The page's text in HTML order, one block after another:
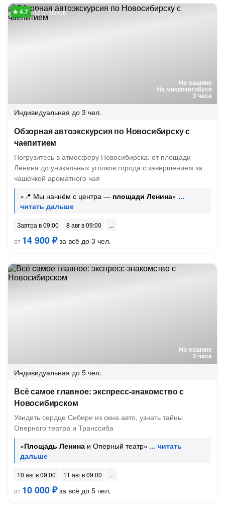
На машине
На микроавтобусе
3 часа
12 отзывов
Индивидуальная до 3 чел.
Обзорная автоэкскурсия по Новосибирску с
чаепитием
Погрузитесь в атмосферу Новосибирска: от площади
Ленина до уникальных уголков города с завершением за
чашечкой ароматного чая
«📍 Мы начнём с центра — площади Ленина»
Завтра в 09:00
8 авг в 09:00
от 14 900 ₽за всё до 3 чел.
На машине
2 часа
Индивидуальная до 5 чел.
Всё самое главное: экспресс-знакомство с
Новосибирском
Увидеть сердце Сибири из окна авто, узнать тайны
Оперного театра и Транссиба
«Площадь Ленина и Оперный театр»
10 авг в 09:00
11 авг в 09:00
от 10 000 ₽за всё до 5 чел.